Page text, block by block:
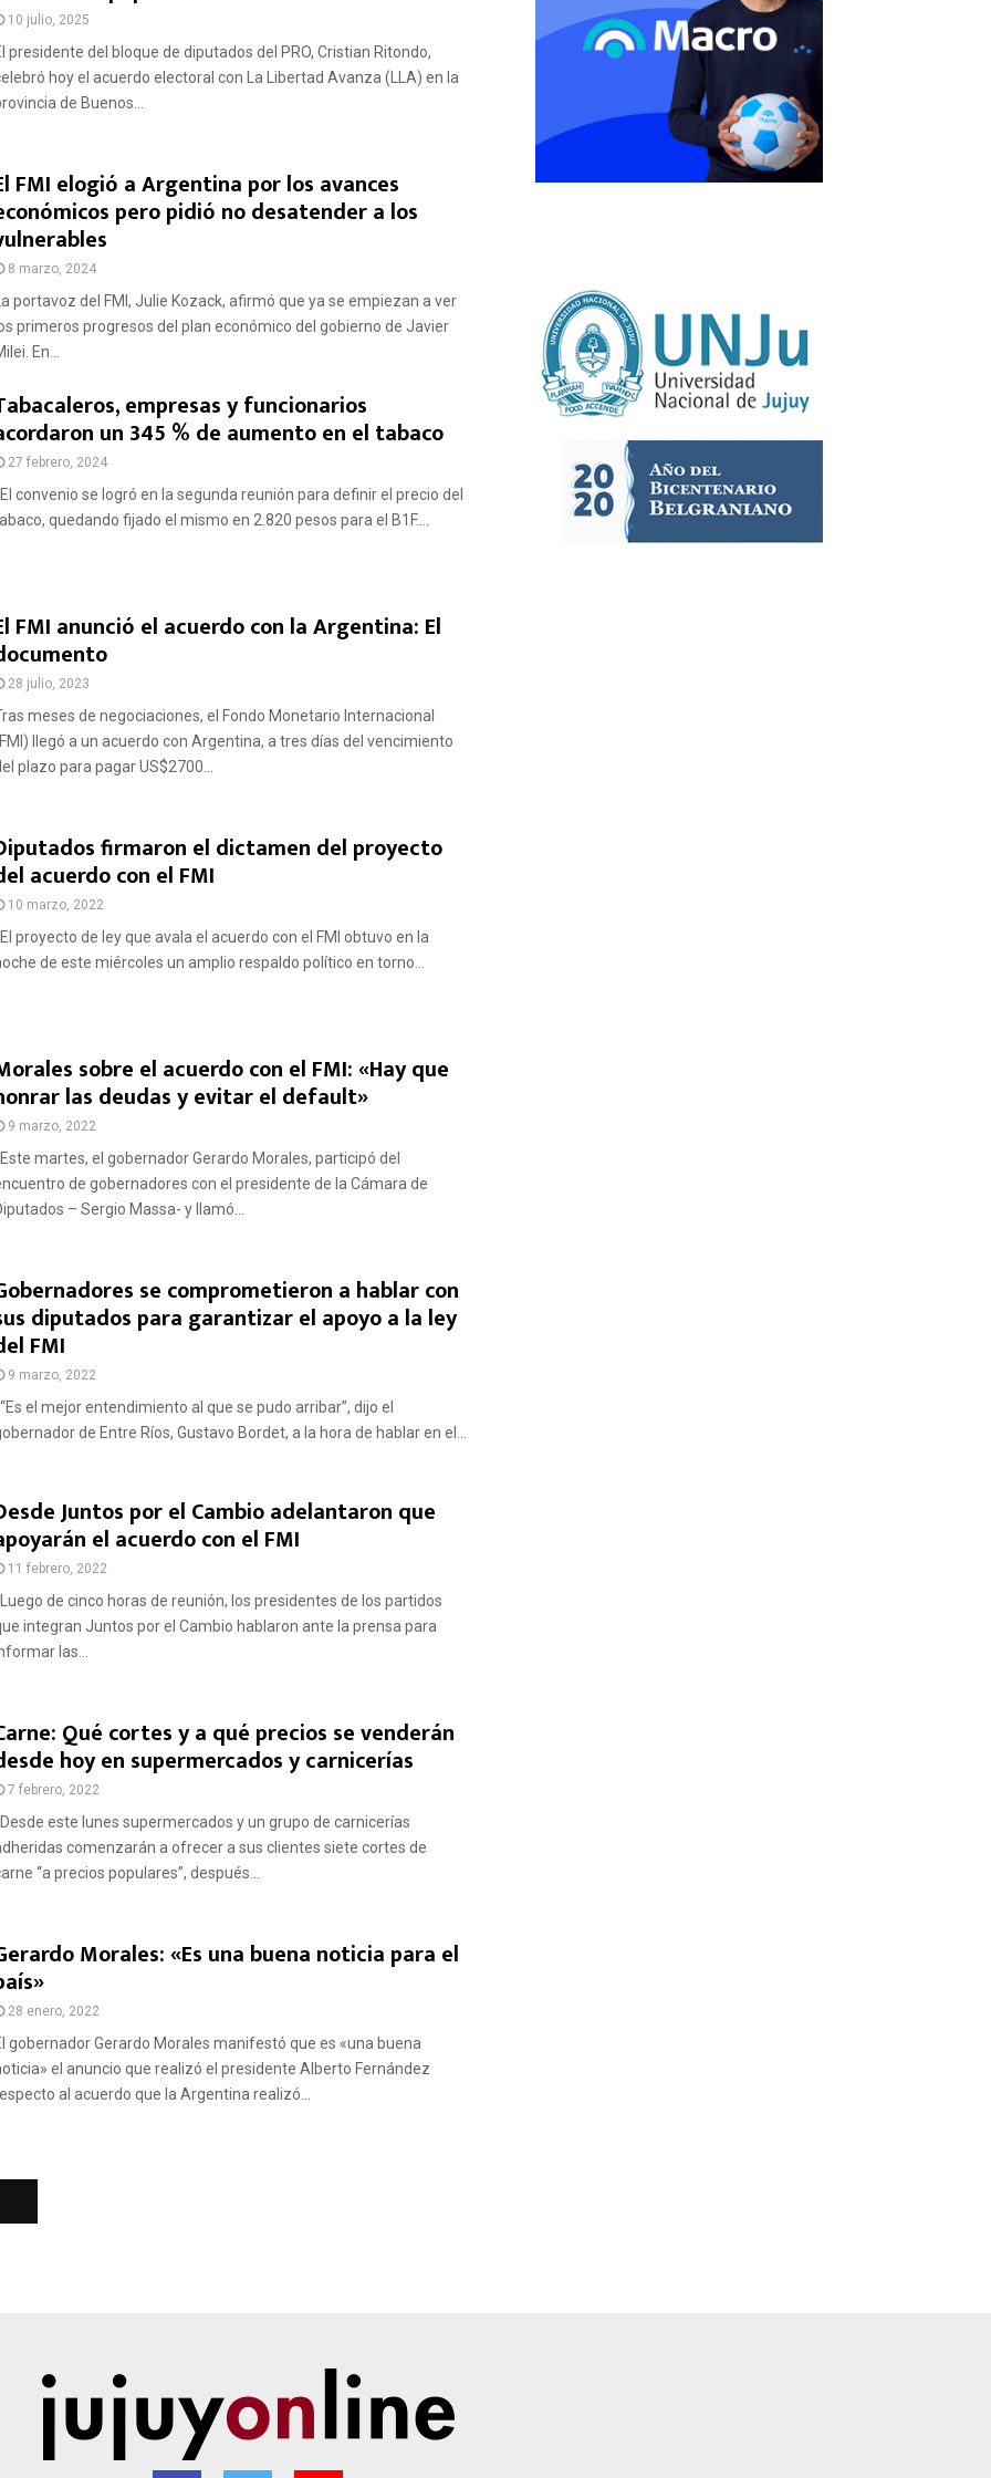
10 julio, 2025
presidente del bloque de diputados del PRO, Cristian Ritondo,
hoy el acuerdo electoral con La Libertad Avanza (LLA) en la
de Buenos...
FMI elogió a Argentina por los avances
pero pidió no desatender a los
8 marzo, 2024
portavoz del FMI, Julie Kozack, afirmó que ya se empiezan a ver
primeros progresos del plan económico del gobierno de Javier
En...
empresas y funcionarios
un 345 % de aumento en el tabaco
27 febrero, 2024
convenio se logró en la segunda reunión para definir el precio del
quedando fijado el mismo en 2.820 pesos para el B1F....
FMI anunció el acuerdo con la Argentina: El
28 julio, 2023
meses de negociaciones, el Fondo Monetario Internacional
llegó a un acuerdo con Argentina, a tres días del vencimiento
plazo para pagar US$2700...
firmaron el dictamen del proyecto
acuerdo con el FMI
10 marzo, 2022
proyecto de ley que avala el acuerdo con el FMI obtuvo en la
de este miércoles un amplio respaldo político en torno...
sobre el acuerdo con el FMI: «Hay que
las deudas y evitar el default»
9 marzo, 2022
martes, el gobernador Gerardo Morales, participó del
de gobernadores con el presidente de la Cámara de
– Sergio Massa- y llamó...
se comprometieron a hablar con
diputados para garantizar el apoyo a la ley
FMI
9 marzo, 2022
el mejor entendimiento al que se pudo arribar”, dijo el
de Entre Ríos, Gustavo Bordet, a la hora de hablar en el...
Juntos por el Cambio adelantaron que
el acuerdo con el FMI
11 febrero, 2022
de cinco horas de reunión, los presidentes de los partidos
integran Juntos por el Cambio hablaron ante la prensa para
las...
Qué cortes y a qué precios se venderán
hoy en supermercados y carnicerías
7 febrero, 2022
este lunes supermercados y un grupo de carnicerías
comenzarán a ofrecer a sus clientes siete cortes de
“a precios populares”, después...
Morales: «Es una buena noticia para el
28 enero, 2022
gobernador Gerardo Morales manifestó que es «una buena
el anuncio que realizó el presidente Alberto Fernández
al acuerdo que la Argentina realizó...